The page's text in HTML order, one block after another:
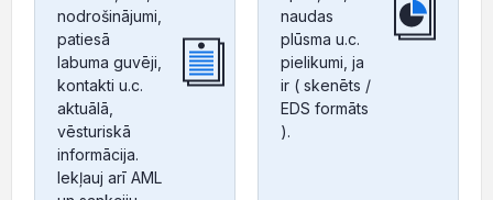
nodrošinājumi,
patiesā
labuma guvēji,
kontakti u.c.
aktuālā,
vēsturiskā
informācija.
Iekļauj arī AML
naudas
plūsma u.c.
pielikumi, ja
ir ( skenēts /
EDS formāts
).